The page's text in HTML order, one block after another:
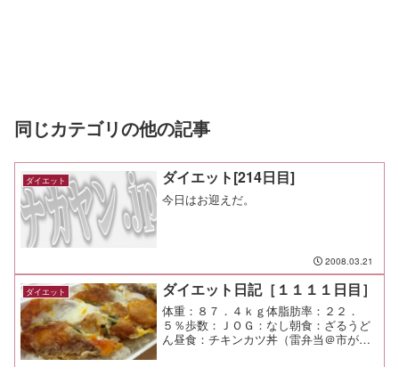
同じカテゴリの他の記事
ダイエット ダイエット[214日目]
今日はお迎えだ。
2008.03.21
ダイエット ダイエット日記［１１１１日目］
体重：８７．４ｋｇ体脂肪率：２２．
５％歩数：ＪＯＧ：なし朝食：ざるうど
ん昼食：チキンカツ丼（雷弁当＠市が